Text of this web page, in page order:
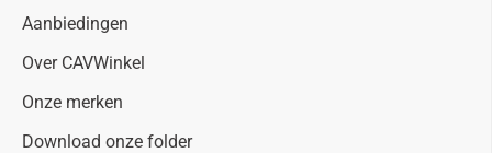
Aanbiedingen
Over CAVWinkel
Onze merken
Download onze folder